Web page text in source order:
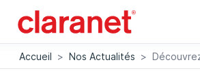
Accueil > Nos Actualités >